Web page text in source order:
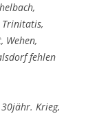
Trinitatis,
Wehen,
fehlen
Krieg,